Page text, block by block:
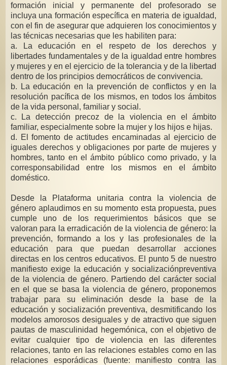
formación inicial y permanente del profesorado se
incluya una formación específica en materia de igualdad,
con el fin de asegurar que adquieren los conocimientos y
las técnicas necesarias que les habiliten para:
a. La educación en el respeto de los derechos y
libertades fundamentales y de la igualdad entre hombres
y mujeres y en el ejercicio de la tolerancia y de la libertad
dentro de los principios democráticos de convivencia.
b. La educación en la prevención de conflictos y en la
resolución pacífica de los mismos, en todos los ámbitos
de la vida personal, familiar y social.
c. La detección precoz de la violencia en el ámbito
familiar, especialmente sobre la mujer y los hijos e hijas.
d. El fomento de actitudes encaminadas al ejercicio de
iguales derechos y obligaciones por parte de mujeres y
hombres, tanto en el ámbito público como privado, y la
corresponsabilidad entre los mismos en el ámbito
doméstico.
Desde la Plataforma unitaria contra la violencia de
género aplaudimos en su momento esta propuesta, pues
cumple uno de los requerimientos básicos que se
valoran para la erradicación de la violencia de género: la
prevención, formando a los y las profesionales de la
educación para que puedan desarrollar acciones
directas en los centros educativos. El punto 5 de nuestro
manifiesto exige la educación y socializaciónpreventiva
de la violencia de género. Partiendo del carácter social
en el que se basa la violencia de género, proponemos
trabajar para su eliminación desde la base de la
educación y socialización preventiva, desmitificando los
modelos amorosos desiguales y de atractivo que siguen
pautas de masculinidad hegemónica, con el objetivo de
evitar cualquier tipo de violencia en las diferentes
relaciones, tanto en las relaciones estables como en las
relaciones esporádicas (fuente: manifiesto contra las